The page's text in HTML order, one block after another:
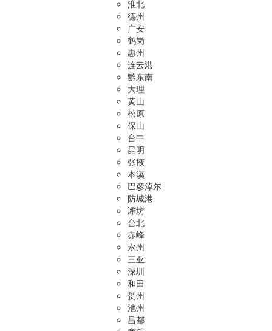
淮北
德州
广安
鹤岗
惠州
连云港
黔东南
大理
黄山
松原
保山
台中
昆明
张掖
本溪
巴彦淖尔
防城港
潍坊
台北
赤峰
永州
三亚
深圳
和田
贺州
池州
昌都